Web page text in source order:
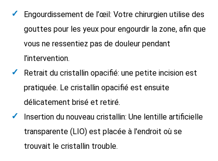
Engourdissement de l’œil: Votre chirurgien utilise des
gouttes pour les yeux pour engourdir la zone, afin que
vous ne ressentiez pas de douleur pendant
l’intervention.
Retrait du cristallin opacifié: une petite incision est
pratiquée. Le cristallin opacifié est ensuite
délicatement brisé et retiré.
Insertion du nouveau cristallin: Une lentille artificielle
transparente (LIO) est placée à l'endroit où se
trouvait le cristallin trouble.